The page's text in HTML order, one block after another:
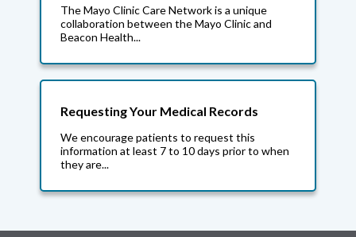
The Mayo Clinic Care Network is a unique
collaboration between the Mayo Clinic and
Beacon Health...
Requesting Your Medical Records
We encourage patients to request this
information at least 7 to 10 days prior to when
they are...